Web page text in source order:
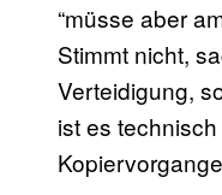
“müsse aber
Stimmt nicht,
Verteidigung,
ist es